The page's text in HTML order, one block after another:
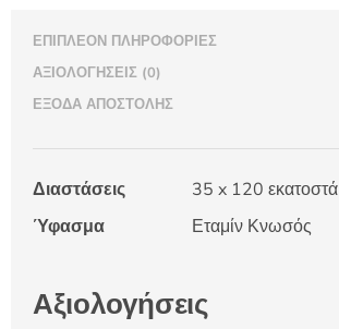
ΕΠΙΠΛΈΟΝ ΠΛΗΡΟΦΟΡΊΕΣ
ΑΞΙΟΛΟΓΉΣΕΙΣ (0)
ΈΞΟΔΑ ΑΠΟΣΤΟΛΉΣ
Διαστάσεις
35 x 120 εκατοστά
Ύφασμα
Εταμίν Κνωσός
Αξιολογήσεις